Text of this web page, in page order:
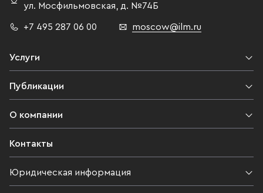
ул. Мосфильмовская, д. №74Б
+7 495 287 06 00 moscow@ilm.ru
Услуги
Публикации
О компании
Контакты
Юридическая информация